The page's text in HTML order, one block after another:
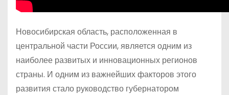
Новосибирская область, расположенная в
центральной части России, является одним из
наиболее развитых и инновационных регионов
страны. И одним из важнейших факторов этого
развития стало руководство губернатором